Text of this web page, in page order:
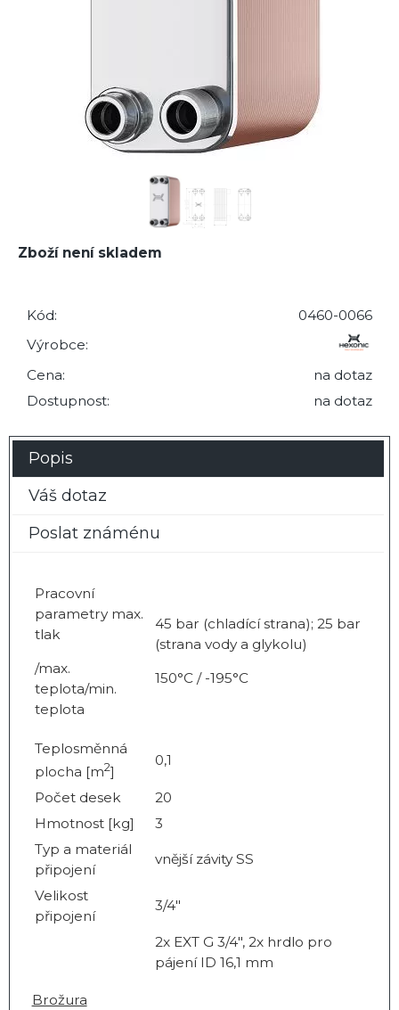
Zboží není skladem
Kód:
0460-0066
Výrobce:
Cena:
na dotaz
Dostupnost:
na dotaz
Popis
Váš dotaz
Poslat známénu
Pracovní
parametry max.
tlak
/max.
teplota/min.
teplota
45 bar (chladící strana); 25 bar
(strana vody a glykolu)
150°C / -195°C
Teplosměnná
plocha [m2]
0,1
Počet desek
20
Hmotnost [kg]
3
Typ a materiál
připojení
vnější závity SS
Velikost
připojení
3/4"
2x EXT G 3/4", 2x hrdlo pro
pájení ID 16,1 mm
Brožura